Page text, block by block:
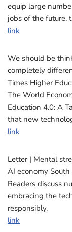
equip large
jobs of the future,
link
We should be
completely
Times Higher
The World
Education 4.0: A
that new
link
Letter | Mental
AI economy
Readers discuss
embracing the
responsibly.
link